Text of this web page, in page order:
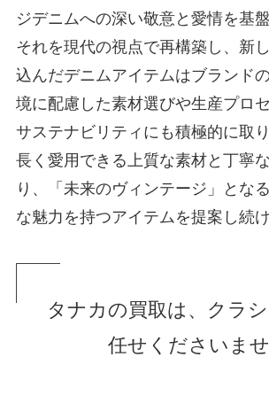
ジデニムへの深い敬意と愛情を基
それを現代の視点で再構築し、新
込んだデニムアイテムはブランド
境に配慮した素材選びや生産プロ
サステナビリティにも積極的に取
長く愛用できる上質な素材と丁寧
り、「未来のヴィンテージ」とな
な魅力を持つアイテムを提案し続け
タナカの買取は、クラ
任せくださいませ